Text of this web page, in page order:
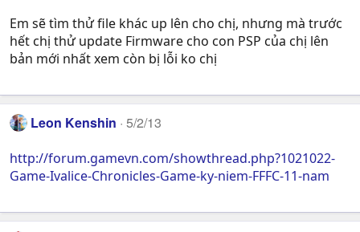
Em sẽ tìm thử file khác up lên cho chị, nhưng mà trước
hết chị thử update Firmware cho con PSP của chị lên
bản mới nhất xem còn bị lỗi ko chị
Leon Kenshin 5/2/13
http://forum.gamevn.com/showthread.php?1021022-
Game-Ivalice-Chronicles-Game-ky-niem-FFFC-11-nam